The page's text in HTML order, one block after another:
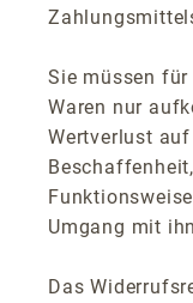
Sie müssen
Waren nur
Wertverlust
Umgang mit
Das